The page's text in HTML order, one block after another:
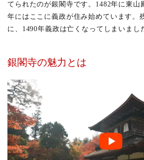
む銀
閣寺
葉と
1.5
銀閣
のア
クセ
ス方
法
1.6
銀閣
寺の
情報
てられたのが銀閣寺です。1482年に東山
年にはここに義政が住み始めています。
に、1490年義政は亡くなってしまいまし
銀閣寺の魅力とは